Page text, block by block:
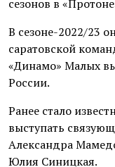
сезонов в
В сезоне-2022/23
саратовской
«Динамо» Малых
России.
Ранее стало
выступать
Александра
Юлия Синицкая.